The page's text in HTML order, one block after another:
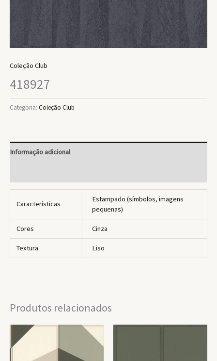
Coleção Club
418927
Categoria: Coleção Club
Informação adicional
Características
Estampado (símbolos, imagens
pequenas)
Cores Cinza
Textura Liso
Produtos relacionados